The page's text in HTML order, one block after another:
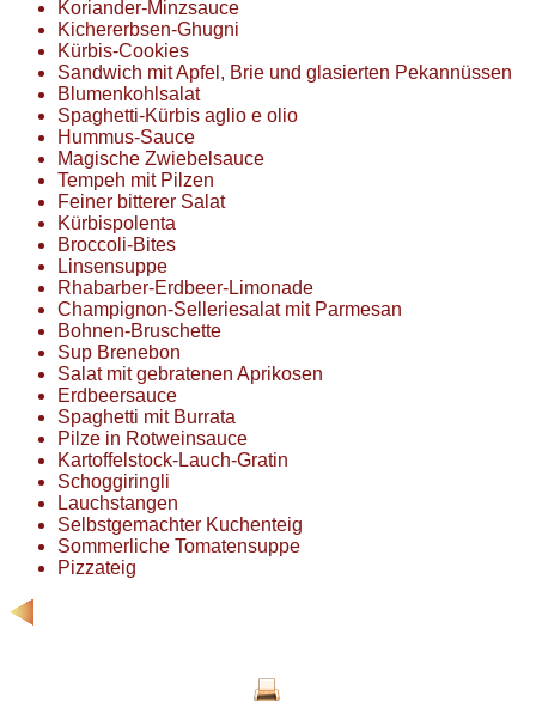
Koriander-Minzsauce
Kichererbsen-Ghugni
Kürbis-Cookies
Sandwich mit Apfel, Brie und glasierten Pekannüssen
Blumenkohlsalat
Spaghetti-Kürbis aglio e olio
Hummus-Sauce
Magische Zwiebelsauce
Tempeh mit Pilzen
Feiner bitterer Salat
Kürbispolenta
Broccoli-Bites
Linsensuppe
Rhabarber-Erdbeer-Limonade
Champignon-Selleriesalat mit Parmesan
Bohnen-Bruschette
Sup Brenebon
Salat mit gebratenen Aprikosen
Erdbeersauce
Spaghetti mit Burrata
Pilze in Rotweinsauce
Kartoffelstock-Lauch-Gratin
Schoggiringli
Lauchstangen
Selbstgemachter Kuchenteig
Sommerliche Tomatensuppe
Pizzateig